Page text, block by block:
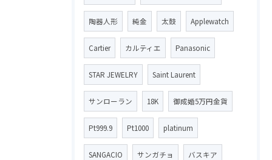
陶器人形 純金 太鼓 Applewatch
Cartier カルティエ Panasonic
STAR JEWELRY Saint Laurent
サンローラン 18K 御成婚5万円金貨
Pt999.9 Pt1000 platinum
SANGACIO サンガチョ バスキア